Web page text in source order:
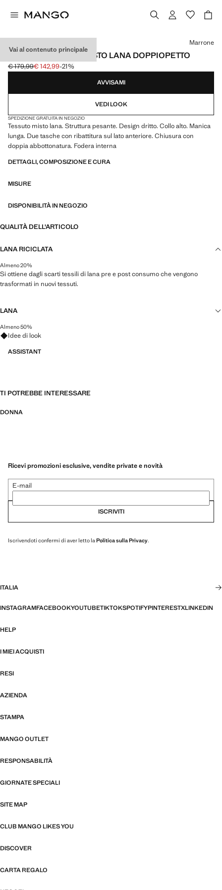
Vai al contenuto principale
CAPPOTTO CORTO MISTO LANA DOPPIOPETTO
Prezzo iniziale depennato [€ 179,99 ]
€ 179,99
Prezzo attuale [€ 142,99 ]
€ 142,99-21%
Seleziona un colore
Marrone
AVVISAMI
VEDI LOOK
SPEDIZIONE GRATUITA IN NEGOZIO
Tessuto misto lana. Struttura pesante. Design dritto. Collo alto. Manica
lunga. Due tasche con ribattitura sul lato anteriore. Chiusura con
doppia abbottonatura. Fodera interna
DETTAGLI, COMPOSIZIONE E CURA
MISURE
DISPONIBILITÀ IN NEGOZIO
QUALITÀ DELL'ARTICOLO
LANA RICICLATA
Almeno 20%
Si ottiene dagli scarti tessili di lana pre e post consumo che vengono
trasformati in nuovi tessuti.
LANA
Almeno 50%
Una fibra naturale che consente di realizzare capi durevoli e che si distingue
Fai domande su look, capi e tendenze
Idee di look
ASSISTANT
TI POTREBBE INTERESSARE
DONNA
Ricevi promozioni esclusive, vendite private e novità
E-mail
ISCRIVITI
Iscrivendoti confermi di aver letto laPolitica sulla Privacy.
ITALIA
INSTAGRAMFACEBOOKYOUTUBETIKTOKSPOTIFYPINTERESTXLINKEDIN
HELP
I MIEI ACQUISTI
RESI
AZIENDA
STAMPA
MANGO OUTLET
RESPONSABILITÀ
GIORNATE SPECIALI
SITE MAP
CLUB MANGO LIKES YOU
DISCOVER
CARTA REGALO